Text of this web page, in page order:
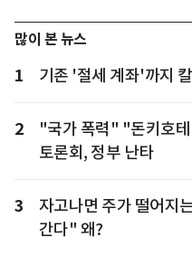
많이 본 뉴스
1 기존 '절세 계좌'까지
2
"국가 폭력" "돈키호
토론회, 정부 난타
3
자고나면 주가 떨어지
간다" 왜?